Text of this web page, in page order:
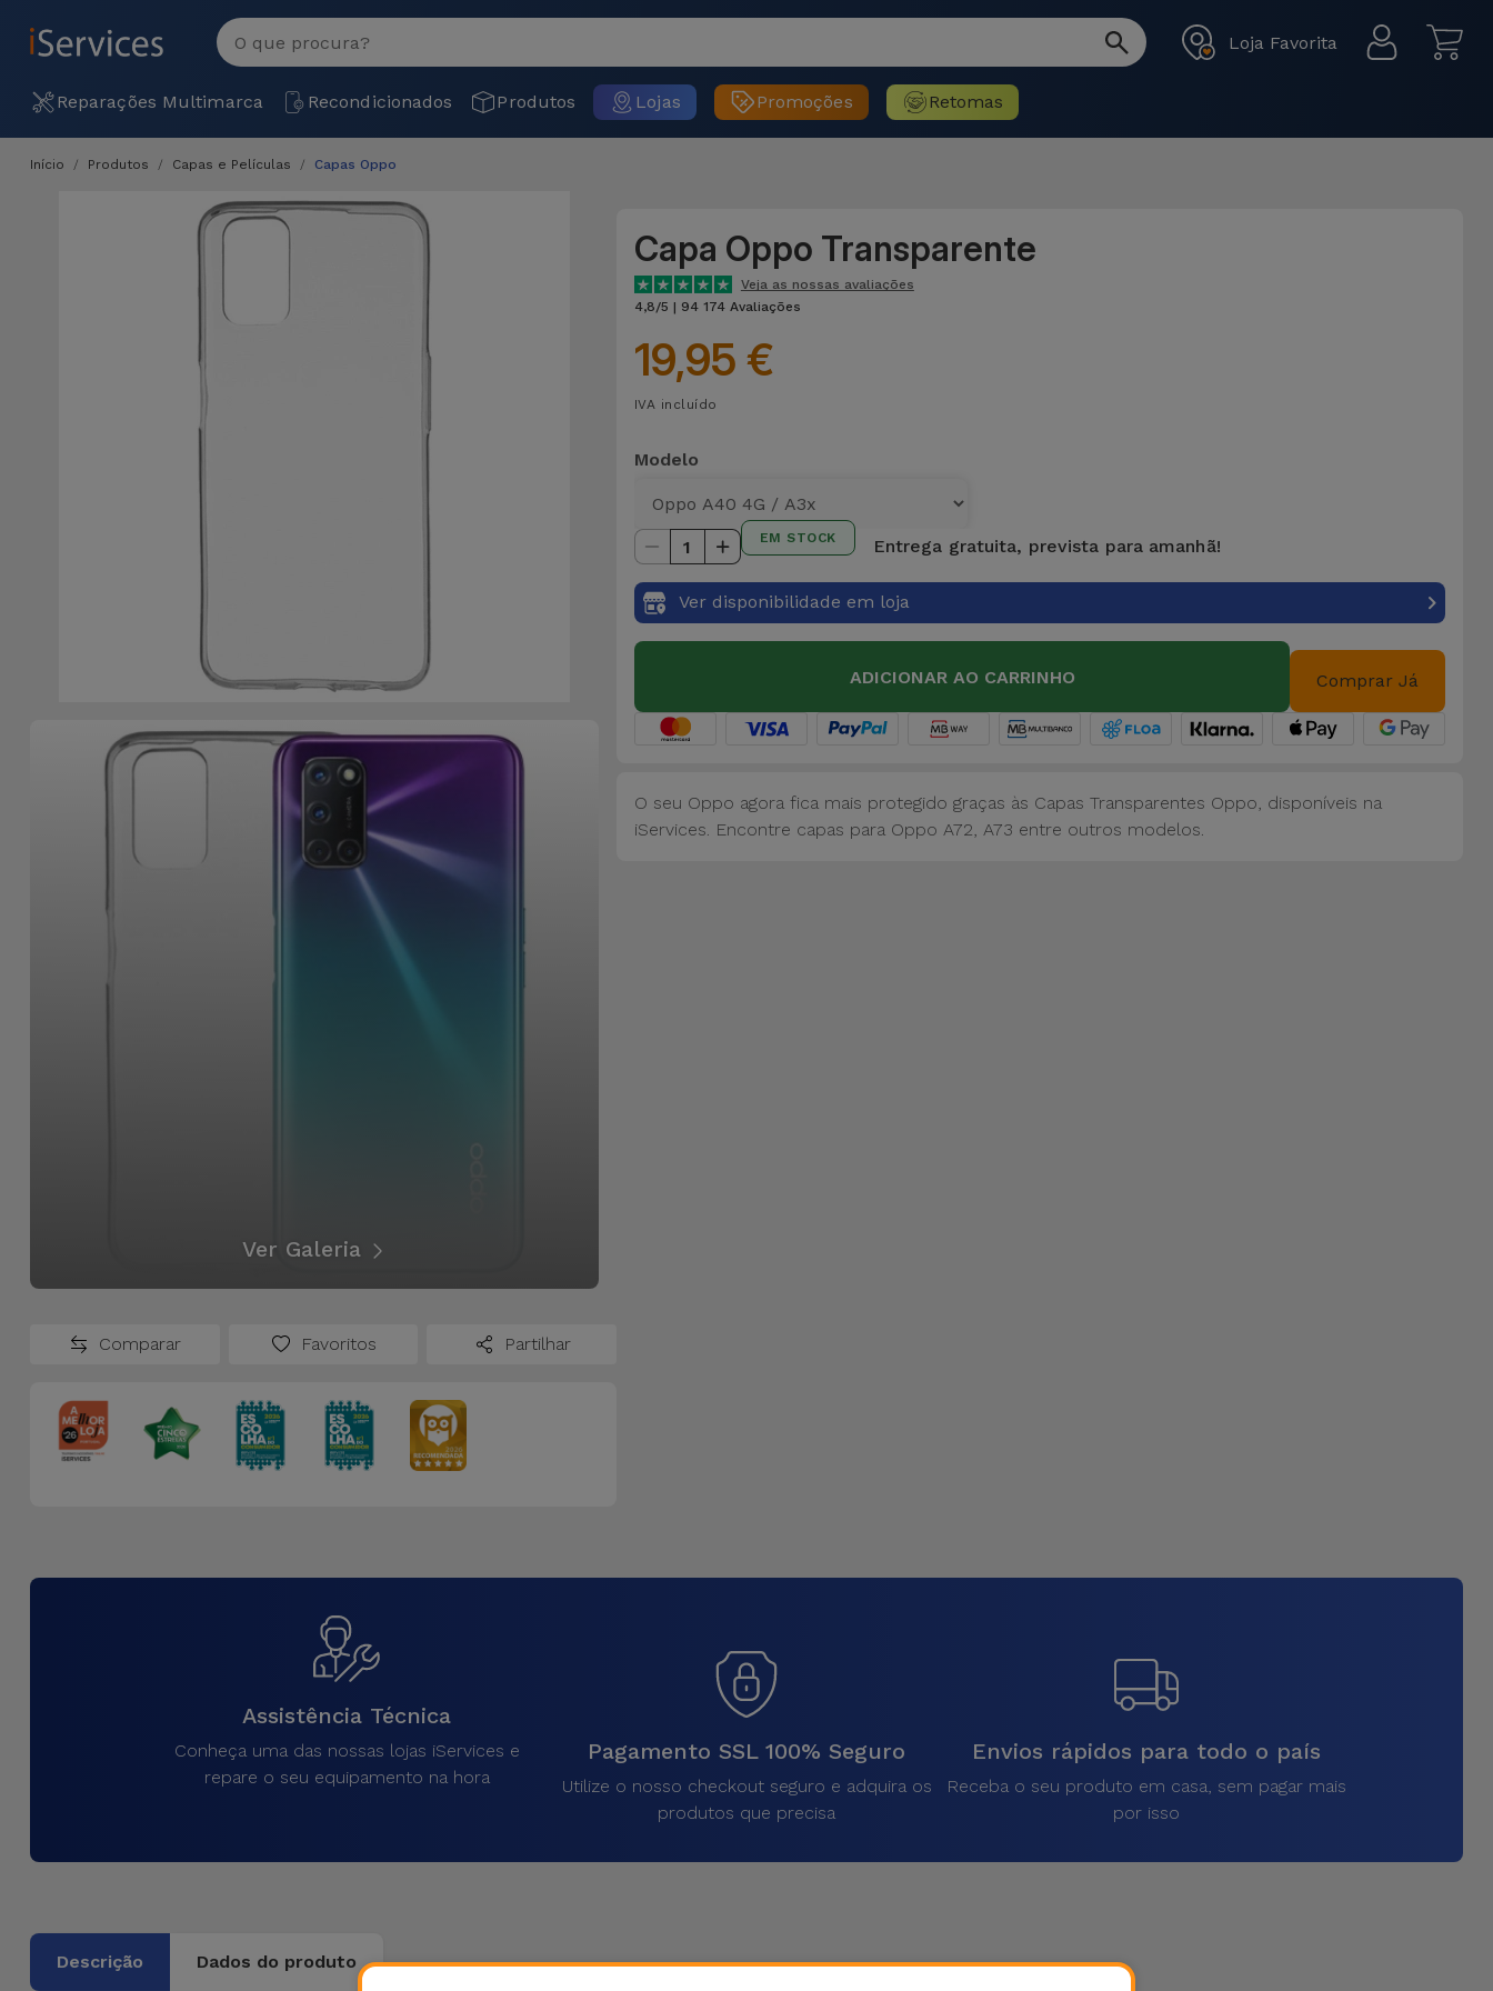
Loja Favorita
Reparações Multimarca Recondicionados Produtos Lojas Promoções Retomas
MENU
Ver
Início Produtos Capas e Películas Capas Oppo
Ver Galeria
Comparar Favoritos Partilhar
Capa Oppo Transparente
Veja as nossas avaliações
4,8/5 | 94 174 Avaliações
19,95 €
IVA incluído
Modelo
1 EM STOCK Entrega gratuita, prevista para amanhã!
Ver disponibilidade em loja
ADICIONAR AO CARRINHO Comprar Já
O seu Oppo agora fica mais protegido graças às Capas Transparentes Oppo, disponíveis na
iServices. Encontre capas para Oppo A72, A73 entre outros modelos.
Assistência Técnica
Conheça uma das nossas lojas iServices e
repare o seu equipamento na hora
Pagamento SSL 100% Seguro
Utilize o nosso checkout seguro e adquira os
produtos que precisa
Envios rápidos para todo o país
Receba o seu produto em casa, sem pagar mais
por isso
Descrição Dados do produto